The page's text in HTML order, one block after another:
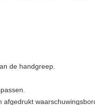
de handgreep.